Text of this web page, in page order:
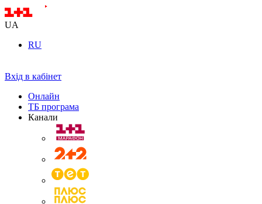
UA
RU
Вхід в кабінет
Онлайн
ТБ програма
Канали